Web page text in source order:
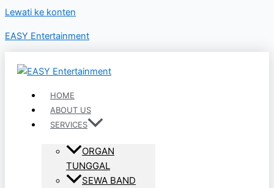
Lewati ke konten
EASY Entertainment
HOME
ABOUT US
SERVICES
ORGAN
TUNGGAL
SEWA BAND